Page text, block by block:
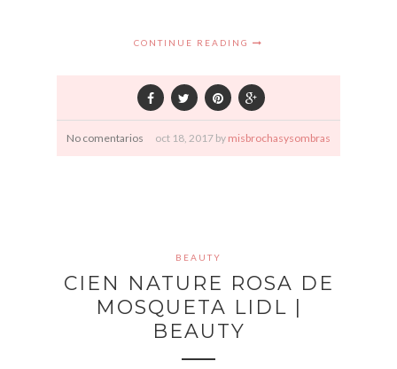
CONTINUE READING
No comentarios oct 18, 2017 by misbrochasysombras
BEAUTY
CIEN NATURE ROSA DE
MOSQUETA LIDL |
BEAUTY